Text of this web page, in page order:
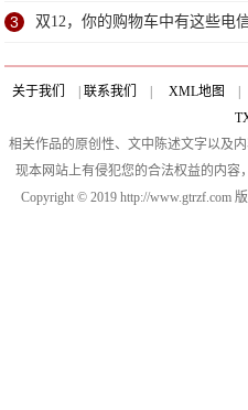
3 双12，你的购物车中有这些电
关于我们 联系我们 XML地图
相关作品的原创性、文中陈述文字以及
现本网站上有侵犯您的合法权益的内容
Copyright © 2019 http://www.gtrzf.com